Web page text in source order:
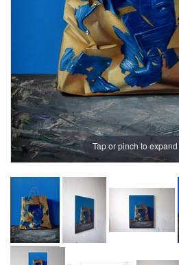
Tap or pinch to expand